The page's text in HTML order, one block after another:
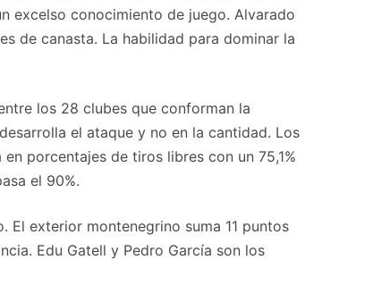
excelso conocimiento de juego. Alvarado
de canasta. La habilidad para dominar la
los 28 clubes que conforman la
el ataque y no en la cantidad. Los
porcentajes de tiros libres con un 75,1%
el 90%.
El exterior montenegrino suma 11 puntos
Edu Gatell y Pedro García son los